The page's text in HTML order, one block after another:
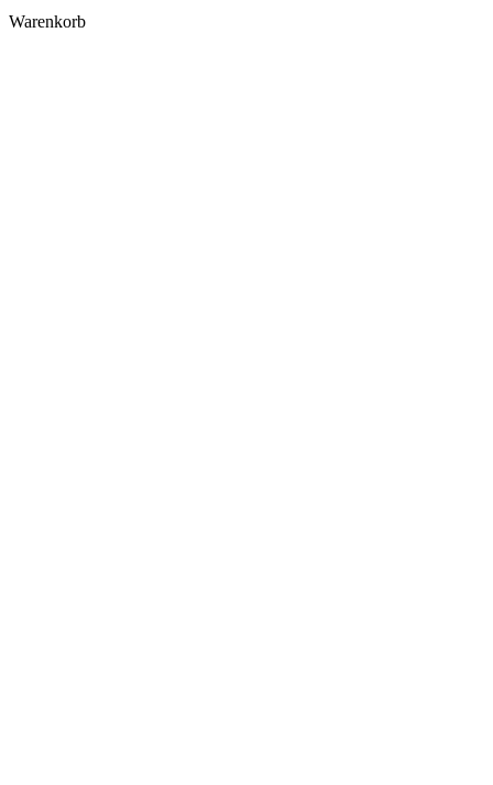
Warenkorb